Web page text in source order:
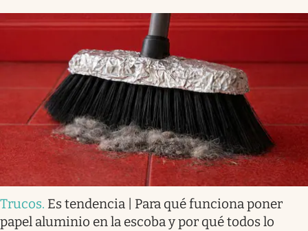
Trucos. Es tendencia | Para qué funciona poner
papel aluminio en la escoba y por qué todos lo